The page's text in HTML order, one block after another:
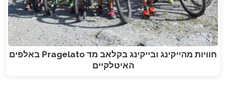
חוויות מהייקינג ובייקינג בקלאב מד Pragelato באלפים
האיטלקיים